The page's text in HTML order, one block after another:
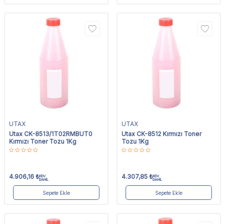
UTAX
Utax CK-8513/1T02RMBUT0
Kırmızı Toner Tozu 1Kg
4.906,16 ₺KDV
DAHİL
Sepete Ekle
UTAX
Utax CK-8512 Kırmızı Toner
Tozu 1Kg
4.307,85 ₺KDV
DAHİL
Sepete Ekle